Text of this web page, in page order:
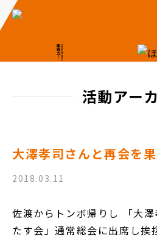
活動アー
大澤孝司さんと再会を
2018.03.11
佐渡からトンボ帰りし 「大
たす会」通常総会に出席し挨